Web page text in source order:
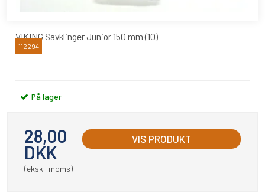
VIKING Savklinger Junior 150 mm (10)
Viking
112294
På lager
28,00
DKK
(ekskl. moms)
VIS PRODUKT